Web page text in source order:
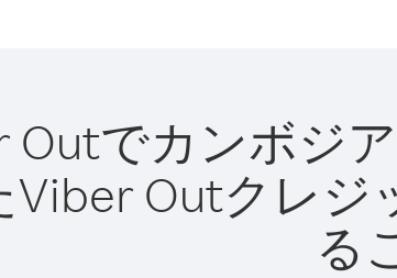
Outでカンボジ
Viber Outクレ
る